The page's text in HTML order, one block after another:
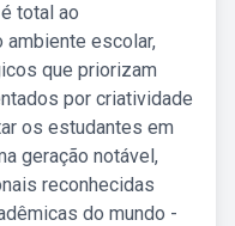
total ao
escolar,
que priorizam
por criatividade
os estudantes em
geração notável,
reconhecidas
do mundo -